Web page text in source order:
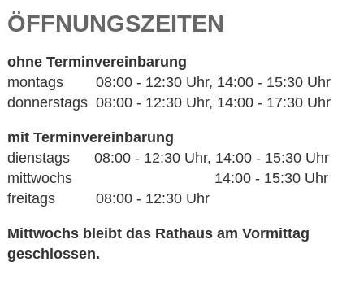
ÖFFNUNGSZEITEN
ohne Terminvereinbarung
montags 08:00 - 12:30 Uhr, 14:00 - 15:30 Uhr
donnerstags 08:00 - 12:30 Uhr, 14:00 - 17:30 Uhr
mit Terminvereinbarung
dienstags 08:00 - 12:30 Uhr, 14:00 - 15:30 Uhr
mittwochs 14:00 - 15:30 Uhr
freitags 08:00 - 12:30 Uhr
Mittwochs bleibt das Rathaus am Vormittag
geschlossen.